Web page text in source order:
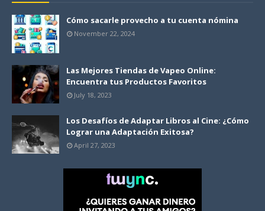
Cómo sacarle provecho a tu cuenta nómina
November 22, 2024
Las Mejores Tiendas de Vapeo Online:
Encuentra tus Productos Favoritos
July 18, 2023
Los Desafíos de Adaptar Libros al Cine: ¿Cómo
Lograr una Adaptación Exitosa?
April 27, 2023